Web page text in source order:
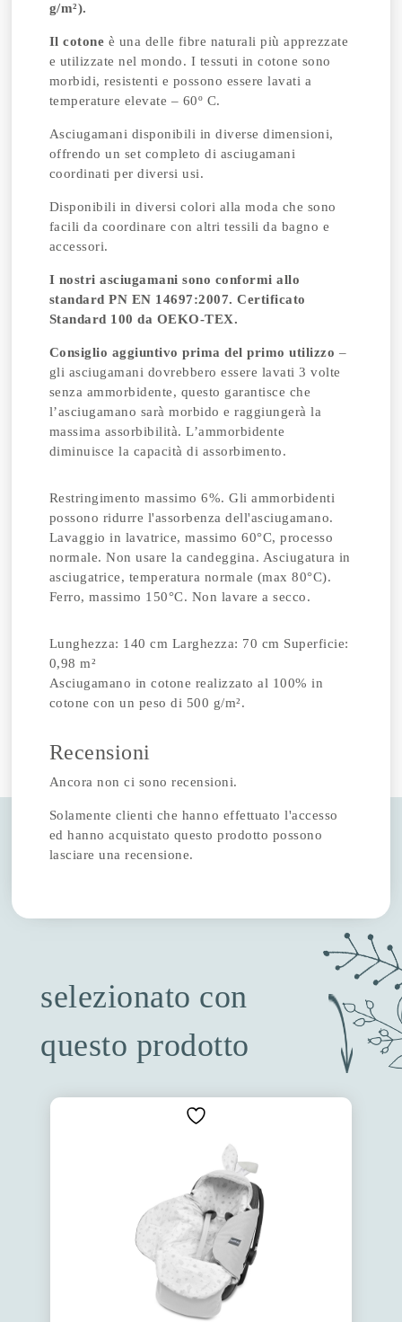
g/m²).
Il cotone è una delle fibre naturali più apprezzate
e utilizzate nel mondo. I tessuti in cotone sono
morbidi, resistenti e possono essere lavati a
temperature elevate – 60º C.
Asciugamani disponibili in diverse dimensioni,
offrendo un set completo di asciugamani
coordinati per diversi usi.
Disponibili in diversi colori alla moda che sono
facili da coordinare con altri tessili da bagno e
accessori.
I nostri asciugamani sono conformi allo
standard PN EN 14697:2007.Certificato
Standard 100 da OEKO-TEX.
Consiglio aggiuntivo prima del primo utilizzo –
gli asciugamani dovrebbero essere lavati 3 volte
senza ammorbidente, questo garantisce che
l’asciugamano sarà morbido e raggiungerà la
massima assorbibilità. L’ammorbidente
diminuisce la capacità di assorbimento.
Restringimento massimo 6%. Gli ammorbidenti
possono ridurre l'assorbenza dell'asciugamano.
Lavaggio in lavatrice, massimo 60°C, processo
normale. Non usare la candeggina. Asciugatura in
asciugatrice, temperatura normale (max 80°C).
Ferro, massimo 150°C. Non lavare a secco.
Lunghezza: 140 cm Larghezza: 70 cm Superficie:
0,98 m²
Asciugamano in cotone realizzato al 100% in
cotone con un peso di 500 g/m².
Recensioni
Ancora non ci sono recensioni.
Solamente clienti che hanno effettuato l'accesso
ed hanno acquistato questo prodotto possono
lasciare una recensione.
selezionato con
questo prodotto